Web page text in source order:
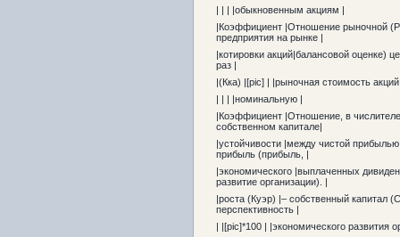
| | | |обыкновенным акциям |
|Коэффициент |Отношение рыночной
предприятия на рынке |
|котировки акций|балансовой оценке)
раз |
|(Кка) |[pic] | |рыночная стоимость
| | | |номинальную |
|Коэффициент |Отношение, в
собственном капитале|
|устойчивости |между чистой
прибыль (прибыль, |
|экономического |выплаченных
развитие организации). |
|роста (Куэр) |– собственный капитал
перспективность |
| |[pic]*100 | |экономического развития